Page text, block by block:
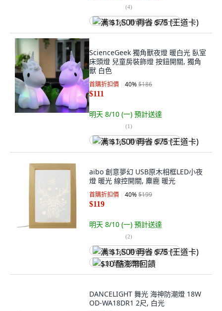
(4)
满 $1,500 再省 $75 (王道卡)
ScienceGeek 獨角獸夜燈 暖白光 臥室
床頭燈 兒童房裝飾燈 按鈕開關, 獨角
獸 白色
首購折扣價 40%$186
$111
明天 8/10 (一) 預計送達
(1)
满 $1,500 再省 $75 (王道卡)
aibo 創意夢幻 USB原木相框LED小夜
燈 暖光 線控開關, 麋鹿 暖光
首購折扣價 40%$199
$119
明天 8/10 (一) 預計送達
(2)
满 $1,500 再省 $75 (王道卡)
$10 酷澎幣回饋
DANCELIGHT 舞光 海神防潮燈 18W
OD-WA18DR1 2尺, 白光